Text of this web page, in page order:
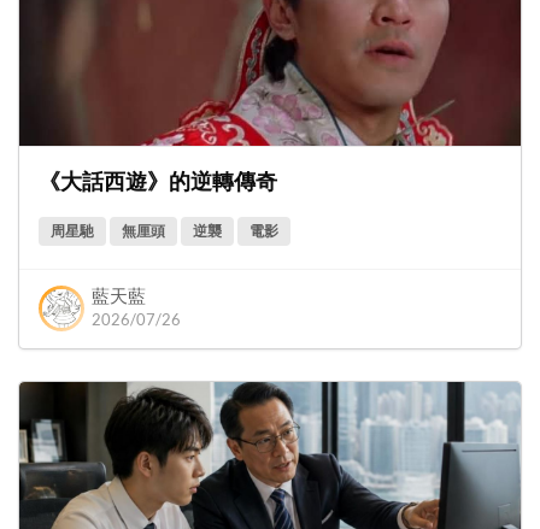
《大話西遊》的逆轉傳奇
周星馳 無厘頭 逆襲 電影
藍天藍
2026/07/26